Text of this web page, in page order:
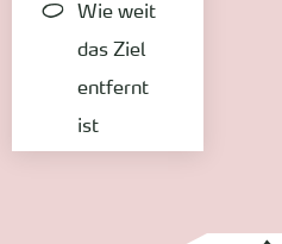
Wie weit
das Ziel
entfernt
ist